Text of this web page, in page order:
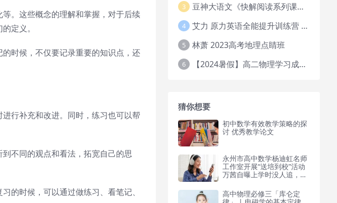
。这些概念的理解和掌握，对于后续
定义。
时候，不仅要记录重要的知识点，还
行补充和改进。同时，练习也可以帮
不同的观点和看法，拓宽自己的思
的时候，可以通过做练习、看笔记、
3 豆神大语文《快解阅读系列课教程完整》
4 艾力 原力英语全能提升训练营 151G网课大合集
5 林萧 2023高考地理点睛班
6 【2024暑假】高二物理学习成长与规划系统1期
猜你想要
初中数学有效教学策略的探
讨 优秀教学论文
永州市高中数学杨迪虹名师
工作室开展“送培到校”活动
万茜自曝上学时没人追，看
谁敢追啊！
高中物理必修三「库仑定